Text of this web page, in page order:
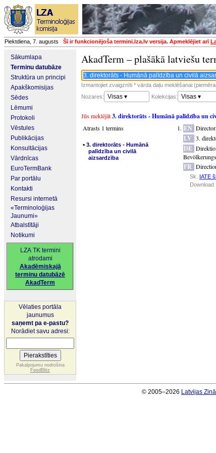
Piektdiena, 7. augusts Šī ir funkcionējoša termini.lza.lv versija. Apmeklējiet arī
Sākumlapa
Terminu datubāze
Struktūra un principi
Apakškomisijas
Sēdes
Lēmumi
Protokoli
Vēstules
Publikācijas
Konsultācijas
Vārdnīcas
EuroTermBank
Par portālu
Kontakti
Resursi internetā
«Terminoloģijas
Jaunumi»
Atbalstītāji
Notikumi
LZA TK termini
atrodami
Akadēmiskajā
terminu datubāzē
AkadTerm
Vēlaties portāla
jaunumus
saņemt pa e-pastu?
Norādiet savu adresi:
Pakalpojumu nodrošina
FeedBlitz
AkadTerm – plašākā latviešu
Izmantojiet zvaigznīti * vārda daļu meklēšanai
Nozares:
Visas ▾ Kolekcijas: Visas ▾
Jūs meklējāt3. direktorāts - Humānā palīdzība un
Atrasts 1 termins
▪ 3. direktorāts - Humānā
palīdzība un civilā
aizsardzība
EN
LV 3.
DE
FR
Sk. IATE
Download
© 2005–2026 Latvijas